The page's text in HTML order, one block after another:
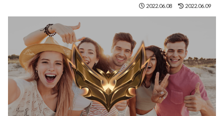
2022.06.08 2022.06.09